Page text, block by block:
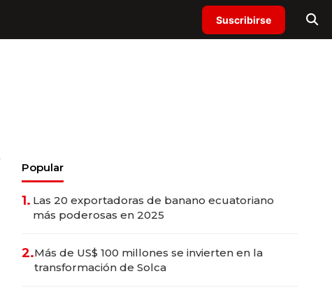
Suscribirse
Popular
1. Las 20 exportadoras de banano ecuatoriano
más poderosas en 2025
2.Más de US$ 100 millones se invierten en la
transformación de Solca